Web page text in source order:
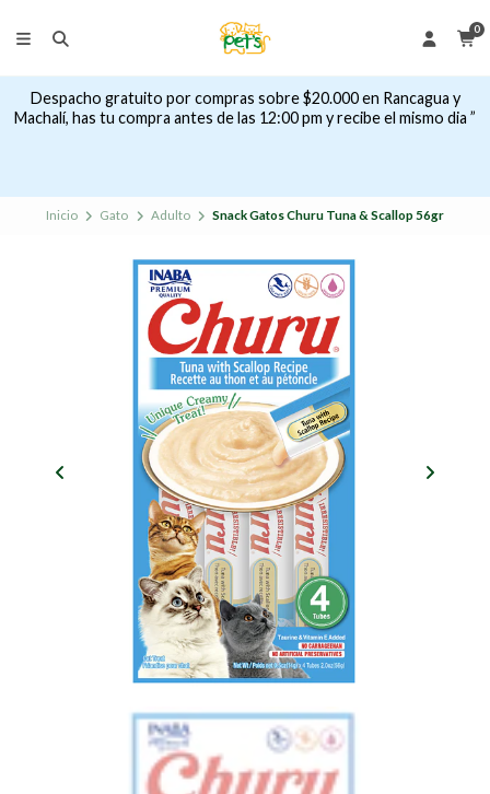
0
Despacho gratuito por compras sobre $20.000 en Rancagua y
Machalí, has tu compra antes de las 12:00 pm y recibe el mismo dia ”
Inicio Gato Adulto Snack Gatos Churu Tuna & Scallop 56gr